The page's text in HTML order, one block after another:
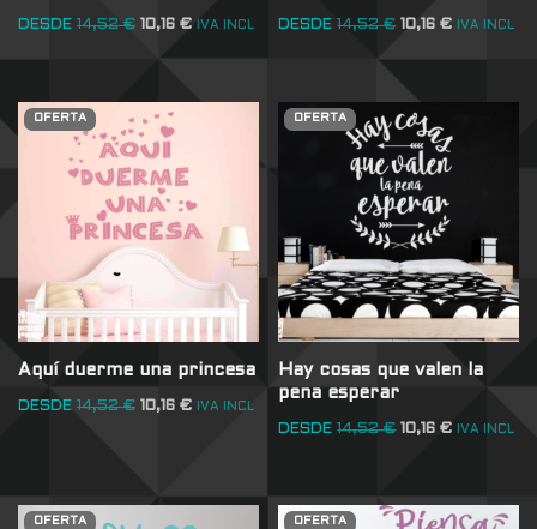
DESDE 14,52€ 10,16 € IVA INCL DESDE 14,52€ 10,16€ IVA INCL
OFERTA
Aquí duerme una princesa
DESDE 14,52€ 10,16 € IVA INCL
OFERTA
Hay cosas que valen la
pena esperar
DESDE 14,52€ 10,16€ IVA INCL
OFERTA OFERTA